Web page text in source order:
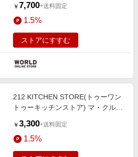
ダウンシャツ
￥ 7,700+送料固定
1.5%
ストアにすすむ
212 KITCHEN STORE(トゥーワン
トゥーキッチンストア) マ・クルー
￥ 3,300+送料固定
1.5%